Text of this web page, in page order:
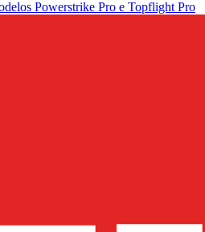
Powerstrike Pro e Topflight Pro